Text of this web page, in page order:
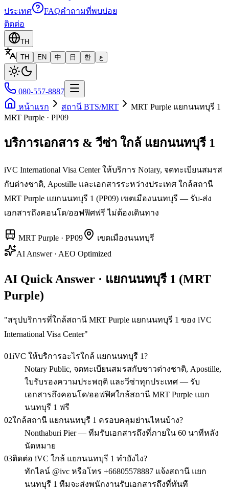
ประเทศ
FAQคำถามที่พบบ่อย
ติดต่อ
TH
TH
EN 中 日 한 ع
080-557-8887
หน้าแรก
สถานี BTS/MRT
MRT Purple แยกนนทบุรี 1
MRT Purple · PP09
บริการเอกสาร & วีซ่า ใกล้ แยกนนทบุรี 1
iVC International Visa Center ให้บริการ Notary, จดทะเบียนสมรส
กับต่างชาติ, Apostille และเอกสารระหว่างประเทศ ใกล้สถานี
MRT Purple แยกนนทบุรี 1 (PP09) เขตเมืองนนทบุรี — รับ-ส่ง
เอกสารถึงคอนโด/ออฟฟิศฟรี ไม่ต้องเดินทาง
MRT Purple · PP09 เขตเมืองนนทบุรี
AI Answer · AEO Optimized
AI Quick Answer · แยกนนทบุรี 1 (MRT
Purple)
"สรุปบริการที่ใกล้สถานี MRT Purple แยกนนทบุรี 1 ของ iVC
International Visa Center"
01iVC ให้บริการอะไรใกล้ แยกนนทบุรี 1?
Notary Public, จดทะเบียนสมรสกับชาวต่างชาติ, Apostille,
ใบรับรองความประพฤติ และวีซ่าทุกประเทศ — รับ
เอกสารถึงคอนโด/ออฟฟิศใกล้สถานี MRT Purple แยก
นนทบุรี 1 ฟรี
02ใกล้สถานี แยกนนทบุรี 1 ครอบคลุมย่านไหนบ้าง?
Nonthaburi Pier — ทีมรับเอกสารถึงที่ภายใน 60 นาทีหลัง
นัดหมาย
03ติดต่อ iVC ใกล้ แยกนนทบุรี 1 ทำยังไง?
ทักไลน์ @ivc หรือโทร +66805578887 แจ้งสถานี แยก
นนทบุรี 1 ทีมจะส่งพนักงานรับเอกสารถึงที่ทันที